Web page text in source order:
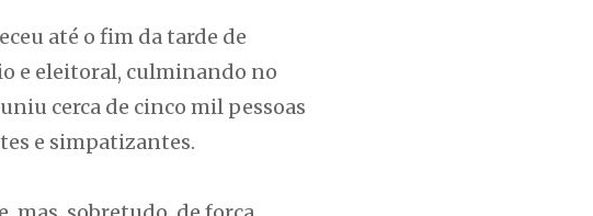
até o fim da tarde de
e eleitoral, culminando no
cerca de cinco mil pessoas
e simpatizantes.